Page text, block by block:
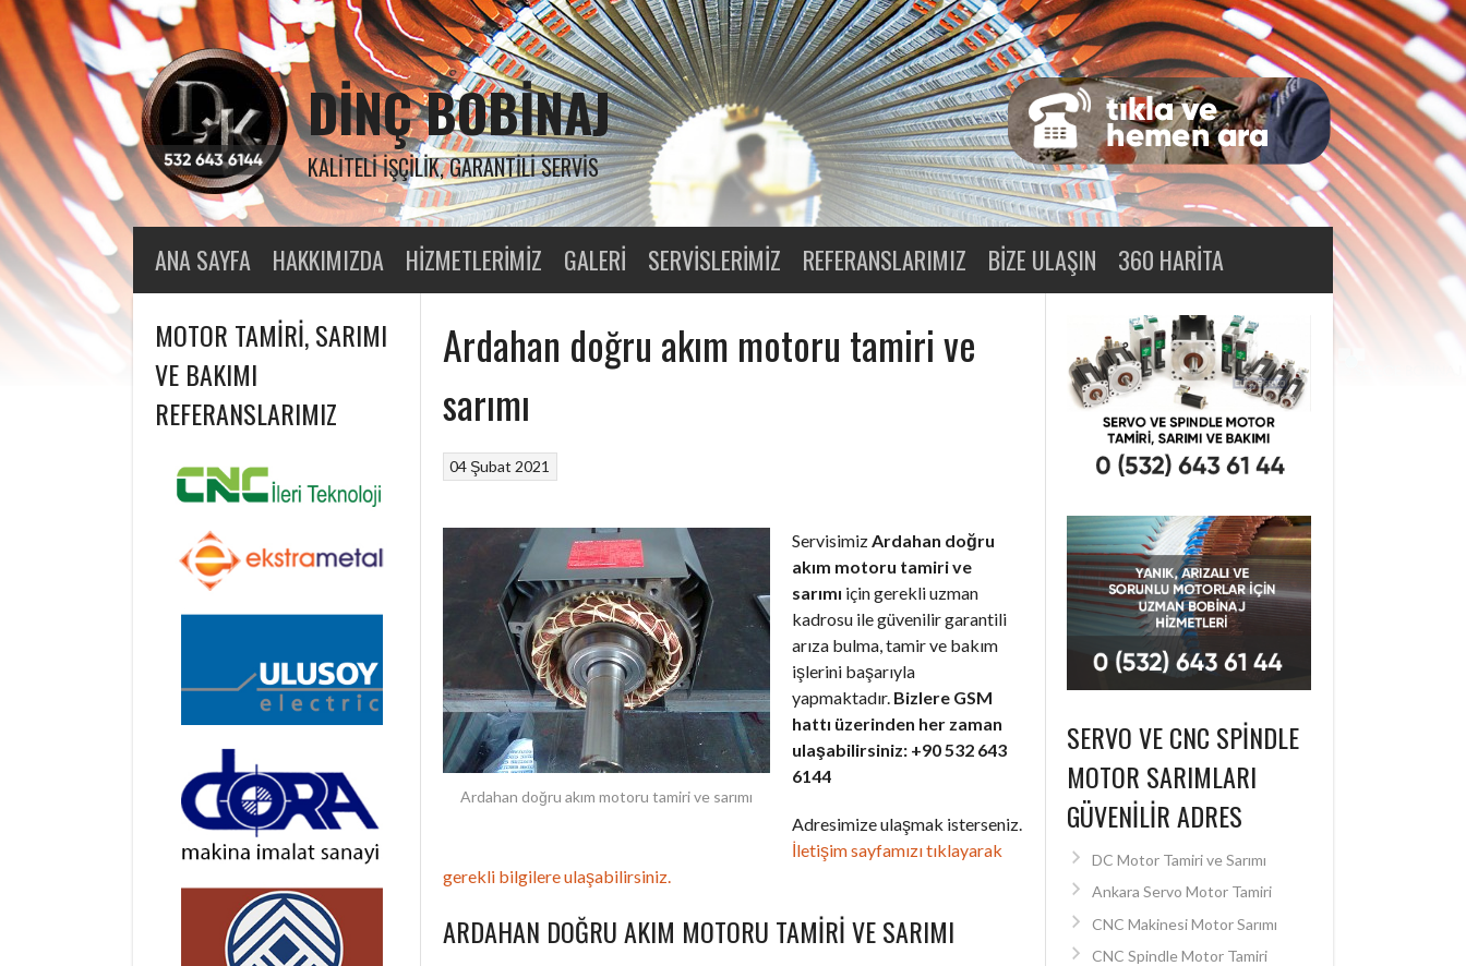
Skip
content
DINÇ BOBINAJ
KALITELI İŞÇILIK, GARANTILI SERVIS
ANA SAYFA HAKKIMIZDA HIZMETLERIMIZ GALERI SERVISLERIMIZ REFERANSLARIMIZ BIZE ULAŞIN 360 HARITA
Ardahan doğru akım motoru tamiri ve
sarımı
04 Şubat 2021
Ardahan doğru akım motoru tamiri ve sarımı
ServisimizArdahan doğru
akım motoru tamiri ve
sarımı için gerekli uzman
kadrosu ile güvenilir garantili
arıza bulma, tamir ve bakım
işlerini başarıyla
yapmaktadır. Bizlere GSM
hattı üzerinden her zaman
ulaşabilirsiniz: +90 532 643
6144
Adresimize ulaşmak isterseniz.
İletişim sayfamızı tıklayarak
gerekli bilgilere ulaşabilirsiniz.
ARDAHAN DOĞRU AKIM MOTORU TAMIRI VE SARIMI
MOTOR TAMIRI, SARIMI
VE BAKIMI
REFERANSLARIMIZ
SERVO VE CNC SPINDLE
MOTOR SARIMLARI
GÜVENILIR ADRES
DC Motor Tamiri ve Sarımı
Ankara Servo Motor Tamiri
CNC Makinesi Motor Sarımı
CNC Spindle Motor Tamiri